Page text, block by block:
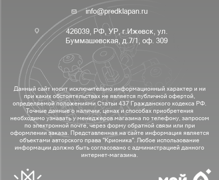
info@predklapan.ru
426039, РФ, УР, г.Ижевск, ул.
Буммашевская, д.7/1, оф. 309
Данный сайт носит исключительно информационный характер и ни
при каких обстоятельствах не является публичной офертой,
определяемой положениями Статьи 437 Гражданского кодекса РФ.
Точные данные о наличии, ценах и способах приобретения
необходимо узнавать у менеджеров магазина по телефону, запросом
по электронной почте, через форму обратной связи или при
оформлении заказа. Представленная на сайте информация является
объектами авторского права "Крионика". Любое использование
информации должно быть согласовано с администрацией данного
интернет-магазина.